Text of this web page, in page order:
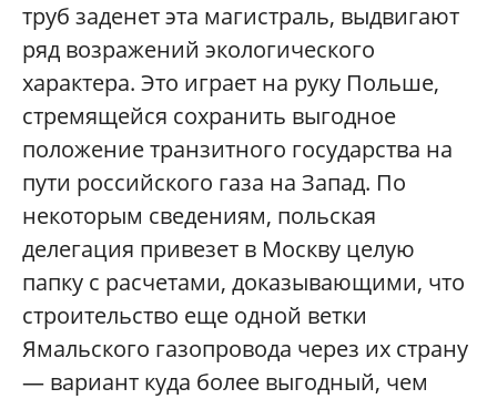
труб заденет эта магистраль, выдвигают
ряд возражений экологического
характера. Это играет на руку Польше,
стремящейся сохранить выгодное
положение транзитного государства на
пути российского газа на Запад. По
некоторым сведениям, польская
делегация привезет в Москву целую
папку с расчетами, доказывающими, что
строительство еще одной ветки
Ямальского газопровода через их страну
— вариант куда более выгодный, чем